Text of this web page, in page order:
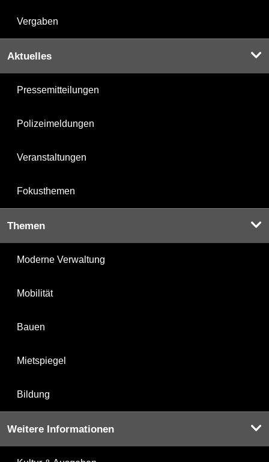
Vergaben
Aktuelles
Pressemitteilungen
Polizeimeldungen
Veranstaltungen
Fokusthemen
Themen
Moderne Verwaltung
Mobilität
Bauen
Mietspiegel
Bildung
Weitere Informationen